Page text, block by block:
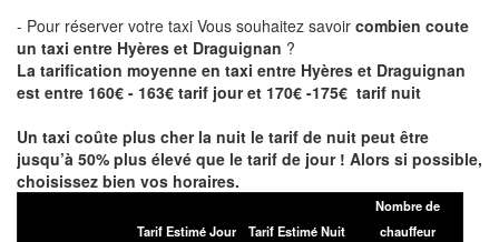
- Pour réserver votre taxi Vous souhaitez savoir combien coute
un taxi entre Hyères et Draguignan ?
La tarification moyenne en taxi entre Hyères et Draguignan
est entre 160€ - 163€ tarif jour et 170€ -175€ tarif nuit
Un taxi coûte plus cher la nuit le tarif de nuit peut être
jusqu’à 50% plus élevé que le tarif de jour ! Alors si possible,
choisissez bien vos horaires.
Tarif Estimé Jour Tarif Estimé Nuit
Nombre de
chauffeur